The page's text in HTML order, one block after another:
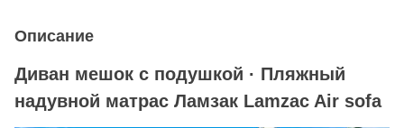
Описание
Диван мешок с подушкой · Пляжный
надувной матрас Ламзак Lamzac Air sofa